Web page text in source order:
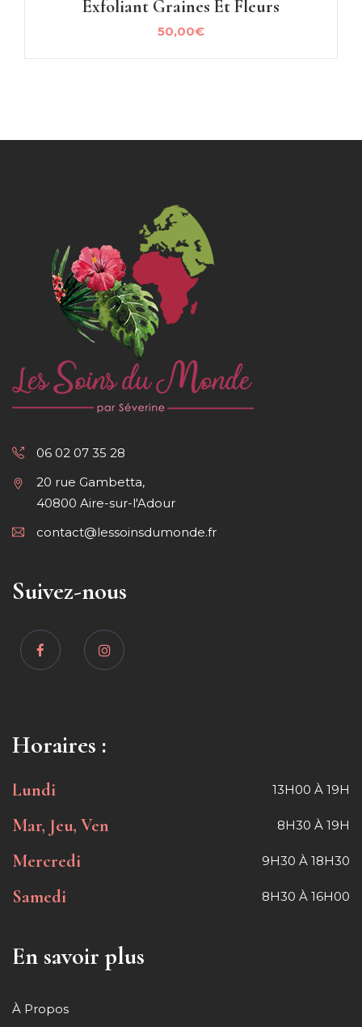
Exfoliant Graines Et Fleurs
50,00€
06 02 07 35 28
20 rue Gambetta,
40800 Aire-sur-l'Adour
contact@lessoinsdumonde.fr
Suivez-nous
Horaires :
Lundi 13H00 À 19H
Mar, Jeu, Ven 8H30 À 19H
Mercredi 9H30 À 18H30
Samedi 8H30 À 16H00
En savoir plus
À Propos